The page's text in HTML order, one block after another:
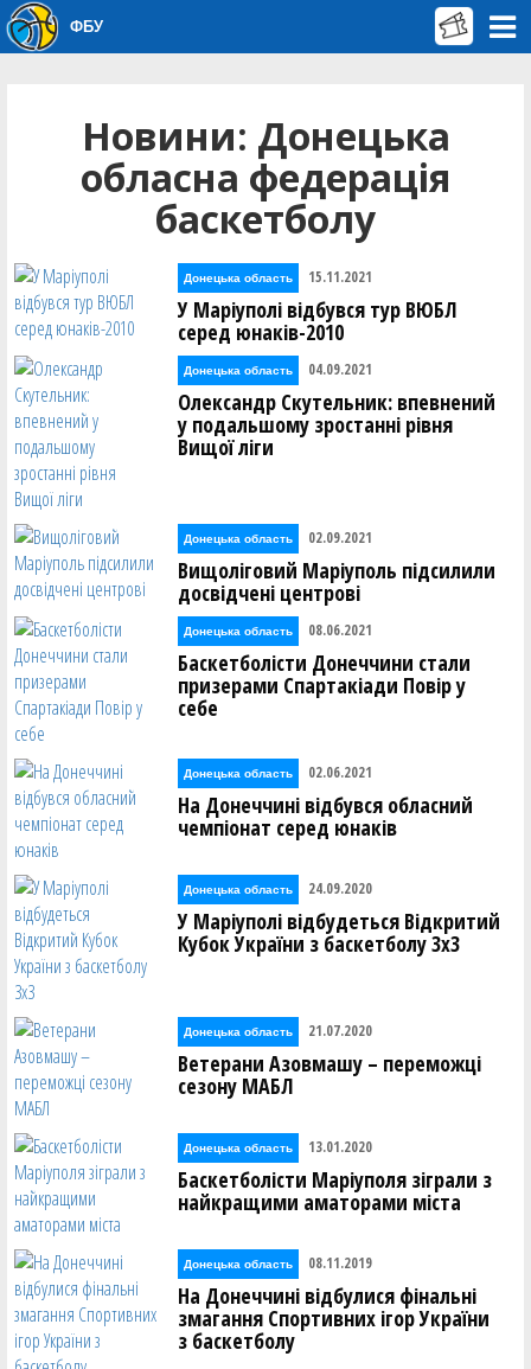
ФБУ
Новини: Донецька
обласна федерація
баскетболу
Донецька область 15.11.2021
У Маріуполі відбувся тур ВЮБЛ
серед юнаків-2010
Донецька область 04.09.2021
Олександр Скутельник: впевнений
у подальшому зростанні рівня
Вищої ліги
Донецька область 02.09.2021
Вищоліговий Маріуполь підсилили
досвідчені центрові
Донецька область 08.06.2021
Баскетболісти Донеччини стали
призерами Спартакіади Повір у
себе
Донецька область 02.06.2021
На Донеччині відбувся обласний
чемпіонат серед юнаків
Донецька область 24.09.2020
У Маріуполі відбудеться Відкритий
Кубок України з баскетболу 3х3
Донецька область 21.07.2020
Ветерани Азовмашу – переможці
сезону МАБЛ
Донецька область 13.01.2020
Баскетболісти Маріуполя зіграли з
найкращими аматорами міста
Донецька область 08.11.2019
На Донеччині відбулися фінальні
змагання Спортивних ігор України
з баскетболу